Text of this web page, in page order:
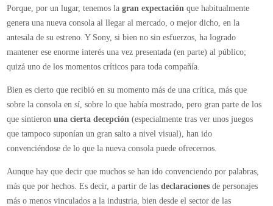
alabanzas
a
PlayStation
4
Porque, por un lugar, tenemos la gran expectación que habitualmente
genera una nueva consola al llegar al mercado, o mejor dicho, en la
antesala de su estreno. Y Sony, si bien no sin esfuerzos, ha logrado
mantener ese enorme interés una vez presentada (en parte) al público;
quizá uno de los momentos críticos para toda compañía.
Bien es cierto que recibió en su momento más de una crítica, más que
sobre la consola en sí, sobre lo que había mostrado, pero gran parte de los
que sintieronuna cierta decepción (especialmente tras ver unos juegos
que tampoco suponían un gran salto a nivel visual), han ido
convenciéndose de lo que la nueva consola puede ofrecernos.
Aunque hay que decir que muchos se han ido convenciendo por palabras,
más que por hechos. Es decir, a partir de lasdeclaraciones de personajes
más o menos vinculados a la industria, bien desde el sector de las